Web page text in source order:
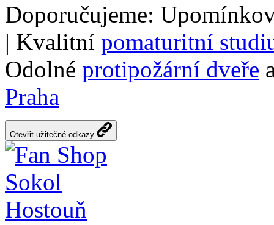
Doporučujeme:
| Kvalitní pomaturitní
Odolné protipožární dveře
Praha
Otevřit užitečné odkazy